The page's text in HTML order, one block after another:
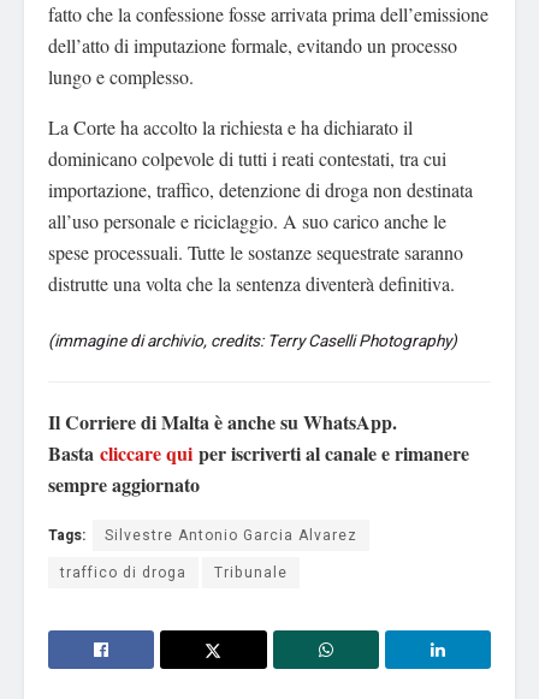
fatto che la confessione fosse arrivata prima dell’emissione
dell’atto di imputazione formale, evitando un processo
lungo e complesso.
La Corte ha accolto la richiesta e ha dichiarato il
dominicano colpevole di tutti i reati contestati, tra cui
importazione, traffico, detenzione di droga non destinata
all’uso personale e riciclaggio. A suo carico anche le
spese processuali. Tutte le sostanze sequestrate saranno
distrutte una volta che la sentenza diventerà definitiva.
(immagine di archivio, credits: Terry Caselli Photography)
Il Corriere di Malta è anche su WhatsApp.
Basta cliccare qui per iscriverti al canale e rimanere
sempre aggiornato
Tags:
Silvestre Antonio Garcia Alvarez
traffico di droga
Tribunale